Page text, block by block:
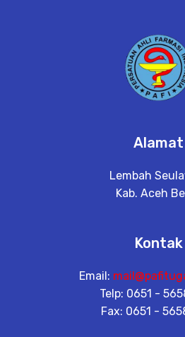
Alamat
Lembah
Kab. Aceh
Kontak
Email:
Telp: 0651 -
Fax: 0651 -